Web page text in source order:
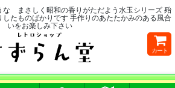
な まさしく昭和の香りがただよう水玉シリーズ 殆
したものばかりです 手作りのあたたかみのある風合
いをお楽しみ下さい
カート